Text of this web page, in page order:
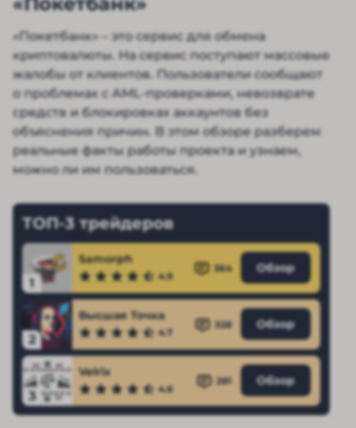
«Покетбанк» – это сервис для обмена
криптовалюты. На сервис поступают массовые
жалобы от клиентов. Пользователи сообщают
о проблемах с AML-проверками, невозврате
средств и блокировках аккаунтов без
объяснения причин. В этом обзоре разберем
реальные факты работы проекта и узнаем,
можно ли им пользоваться.
ТОП-3 трейдеров
1
Samorph
4.9
364 Обзор
2
Высшая Точка
4.7
328 Обзор
3
Velrix
4.6
281 Обзор